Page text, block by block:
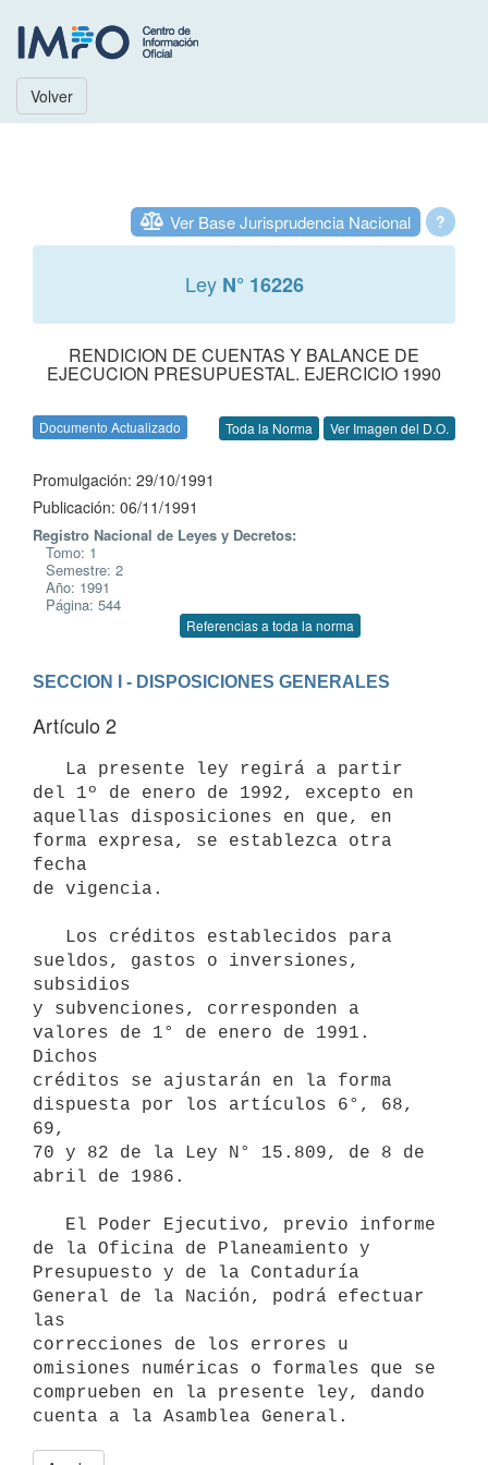
Volver
?
Ver Base Jurisprudencia Nacional
Ley N° 16226
RENDICION DE CUENTAS Y BALANCE DE
EJECUCION PRESUPUESTAL. EJERCICIO 1990
Documento Actualizado Toda la Norma Ver Imagen del D.O.
Promulgación: 29/10/1991
Publicación: 06/11/1991
Registro Nacional de Leyes y Decretos:
Tomo: 1
Semestre: 2
Año: 1991
Página: 544
Referencias a toda la norma
SECCION I - DISPOSICIONES GENERALES
Artículo 2
del 1º de enero de 1992, excepto en
aquellas disposiciones en que, en
forma expresa, se establezca otra
fecha
de vigencia.
sueldos, gastos o inversiones,
subsidios
y subvenciones, corresponden a
valores de 1° de enero de 1991.
Dichos
créditos se ajustarán en la forma
dispuesta por los artículos 6°, 68,
69,
70 y 82 de la Ley N° 15.809, de 8 de
abril de 1986.
de la Oficina de Planeamiento y
Presupuesto y de la Contaduría
General de la Nación, podrá efectuar
las
correcciones de los errores u
omisiones numéricas o formales que se
comprueben en la presente ley, dando